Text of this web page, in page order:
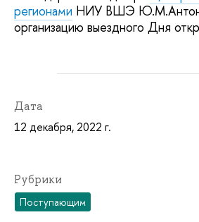
регионами НИУ ВШЭ
организацию выездного Дня
Дата
12 декабря, 2022 г.
Рубрики
Поступающим